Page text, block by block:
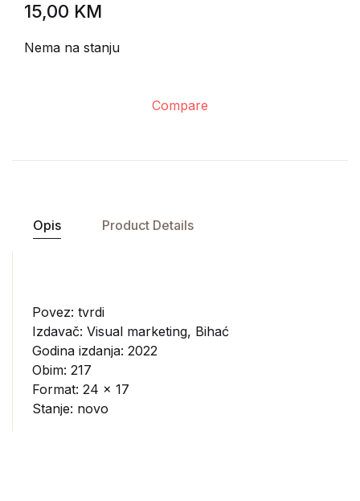
15,00 KM
Nema na stanju
Compare
Opis Product Details
Povez: tvrdi
Izdavač: Visual marketing, Bihać
Godina izdanja: 2022
Obim: 217
Format: 24 x 17
Stanje: novo